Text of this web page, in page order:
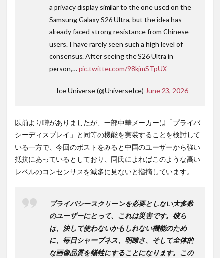
a privacy display similar to the one used on the
Samsung Galaxy S26 Ultra, but the idea has
already faced strong resistance from Chinese
users. I have rarely seen such a high level of
consensus. After seeing the S26 Ultra in
person,…pic.twitter.com/98kjmSTpUX
— Ice Universe (@UniverseIce) June 23, 2026
以前より噂がありましたが、一部中華メーカーは「プライバ
シーディスプレイ」と同等の機能を実装することを検討して
いる一方で、今回のポストをみると中国のユーザーから強い
抵抗にあっているとしており、同氏によればこのような高い
レベルのコンセンサスを滅多に見ないと指摘しています。
プライバシースクリーンを必要としない大多数
のユーザーにとって、これは災害です。彼ら
は、決して使わないかもしれない機能のため
に、毎日シャープネス、明瞭さ、そして全体的
な画像品質を犠牲にすることになります。この